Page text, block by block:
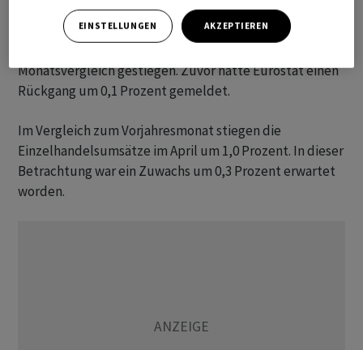
Allerdings wurden die Umsätze im Vormonat deutlich
nach oben revidiert. Demnach sind die Erlöse im
Monatsvergleich gestiegen. Zuvor hatte Eurostat einen
Rückgang um 0,1 Prozent gemeldet.
Im Vergleich zum Vorjahresmonat stiegen die
Einzelhandelsumsätze im April um 1,0 Prozent. In dieser
Betrachtung war ein Zuwachs um 0,3 Prozent erwartet
worden.
EINSTELLUNGEN AKZEPTIEREN